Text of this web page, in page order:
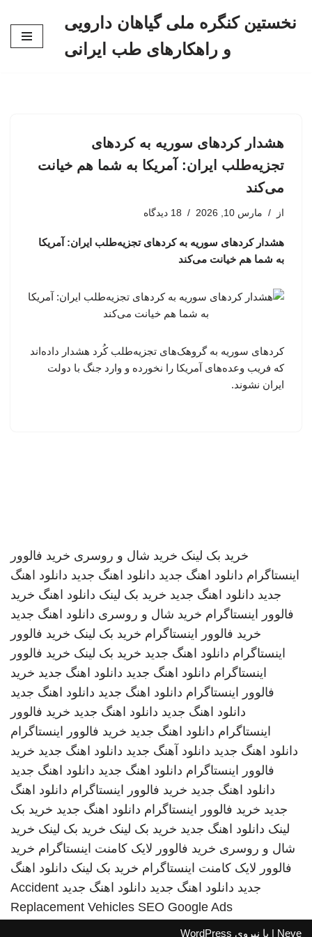
نخستین کنگره ملی گیاهان دارویی
و راهکارهای طب ایرانی
هشدار کردهای سوریه به کردهای
تجزیه‌طلب ایران: آمریکا به شما هم خیانت
می‌کند
از مارس 10, 2026 18 دیدگاه
هشدار کردهای سوریه به کردهای تجزیه‌طلب ایران: آمریکا
به شما هم خیانت می‌کند
کردهای سوریه به گروهک‌های تجزیه‌طلب کُرد هشدار داده‌اند
که فریب وعده‌های آمریکا را نخورده و وارد جنگ با دولت
ایران نشوند.
خرید بک لینک خرید شال و روسری خرید فالوور
اینستاگرام دانلود اهنگ جدید دانلود اهنگ جدید دانلود اهنگ
جدید دانلود اهنگ جدید خرید بک لینک دانلود اهنگ خرید
فالوور اینستاگرام خرید شال و روسری دانلود اهنگ جدید
خرید فالوور اینستاگرام خرید بک لینک خرید فالوور
اینستاگرام دانلود اهنگ جدید خرید بک لینک خرید فالوور
اینستاگرام دانلود اهنگ جدید دانلود اهنگ جدید خرید
فالوور اینستاگرام دانلود اهنگ جدید دانلود اهنگ جدید
دانلود اهنگ جدید دانلود اهنگ جدید خرید فالوور
اینستاگرام دانلود اهنگ جدید خرید فالوور اینستاگرام
دانلود اهنگ جدید دانلود آهنگ جدید دانلود اهنگ جدید خرید
فالوور اینستاگرام دانلود اهنگ جدید دانلود اهنگ جدید
دانلود اهنگ جدید خرید فالوور اینستاگرام دانلود اهنگ
جدید خرید فالوور اینستاگرام دانلود اهنگ جدید خرید بک
لینک دانلود اهنگ جدید خرید بک لینک خرید بک لینک خرید
شال و روسری خرید فالوور لایک کامنت اینستاگرام خرید
فالوور لایک کامنت اینستاگرام خرید بک لینک دانلود اهنگ
جدید دانلود اهنگ جدید دانلود اهنگ جدید Accident
Replacement Vehicles SEO Google Ads
Neve | با نیروی WordPress